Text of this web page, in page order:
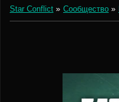
Star Conflict » Сообщество »